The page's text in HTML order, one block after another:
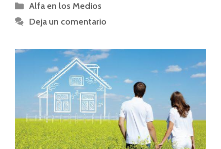
Alfa en los Medios
Deja un comentario